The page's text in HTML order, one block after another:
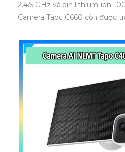
2.4/5 GHz và pin lithium-ion
Camera Tapo C660 còn được
thú cưng, phương tiện, lưu trữ
GB.